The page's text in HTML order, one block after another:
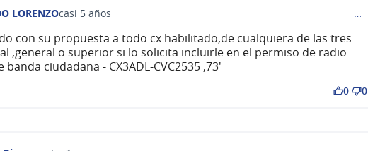
LORENZOcasi 5 años …
con su propuesta a todo cx habilitado,de cualquiera de las tres
,general o superior si lo solicita incluirle en el permiso de radio
ciudadana - CX3ADL-CVC2535 ,73'
0 0